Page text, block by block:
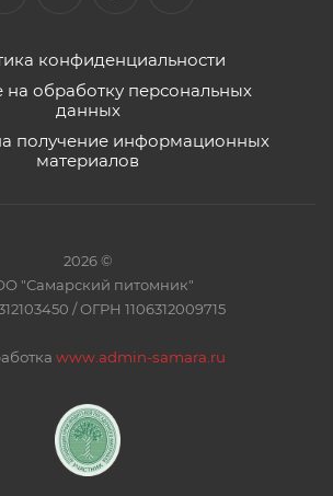
конфиденциальности
на обработку персональных
данных
получение информационных
материалов
2026 ©
"Самарский питомник"
/ ОГРН 1106312009715
www.admin-samara.ru